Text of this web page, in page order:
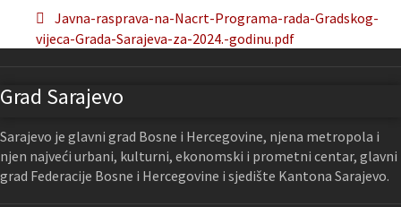
Javna-rasprava-na-Nacrt-Programa-rada-Gradskog-
vijeca-Grada-Sarajeva-za-2024.-godinu.pdf
Grad Sarajevo
Sarajevo je glavni grad Bosne i Hercegovine, njena metropola i
njen najveći urbani, kulturni, ekonomski i prometni centar, glavni
grad Federacije Bosne i Hercegovine i sjedište Kantona Sarajevo.